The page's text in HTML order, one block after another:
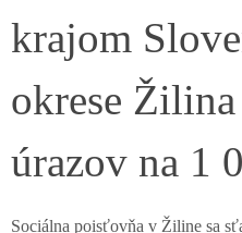
krajom
okrese Žilina
úrazov na 1
Sociálna poisťovňa v Žiline sa